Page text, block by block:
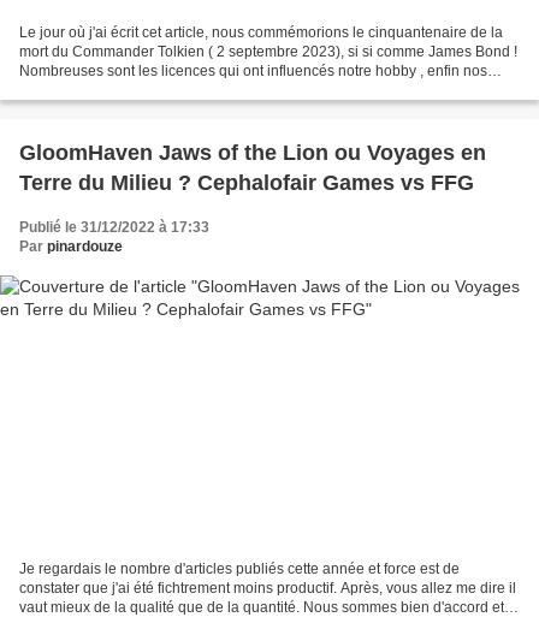
Le jour où j'ai écrit cet article, nous commémorions le cinquantenaire de la
mort du Commander Tolkien ( 2 septembre 2023), si si comme James Bond !
Nombreuses sont les licences qui ont influencés notre hobby , enfin nos
GloomHaven Jaws of the Lion ou Voyages en
Terre du Milieu ? Cephalofair Games vs FFG
Publié le 31/12/2022 à 17:33
Par pinardouze
Je regardais le nombre d'articles publiés cette année et force est de
constater que j'ai été fichtrement moins productif. Après, vous allez me dire il
vaut mieux de la qualité que de la quantité. Nous sommes bien d'accord et